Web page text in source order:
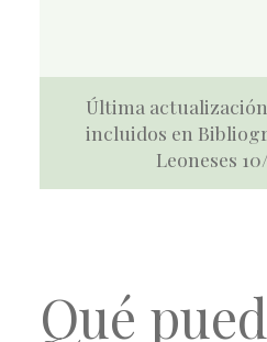
Última
incluidos en
Leoneses
Qué